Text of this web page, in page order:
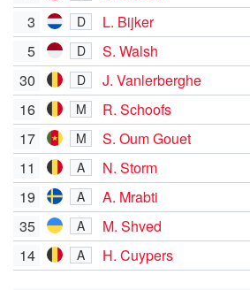
3
D
L. Bijker
5
D S. Walsh
30 D J. Vanlerberghe
16 M
R. Schoofs
17
M
S. Oum Gouet
11
A N. Storm
19 A
A. Mrabti
35
A M. Shved
14 A H. Cuypers